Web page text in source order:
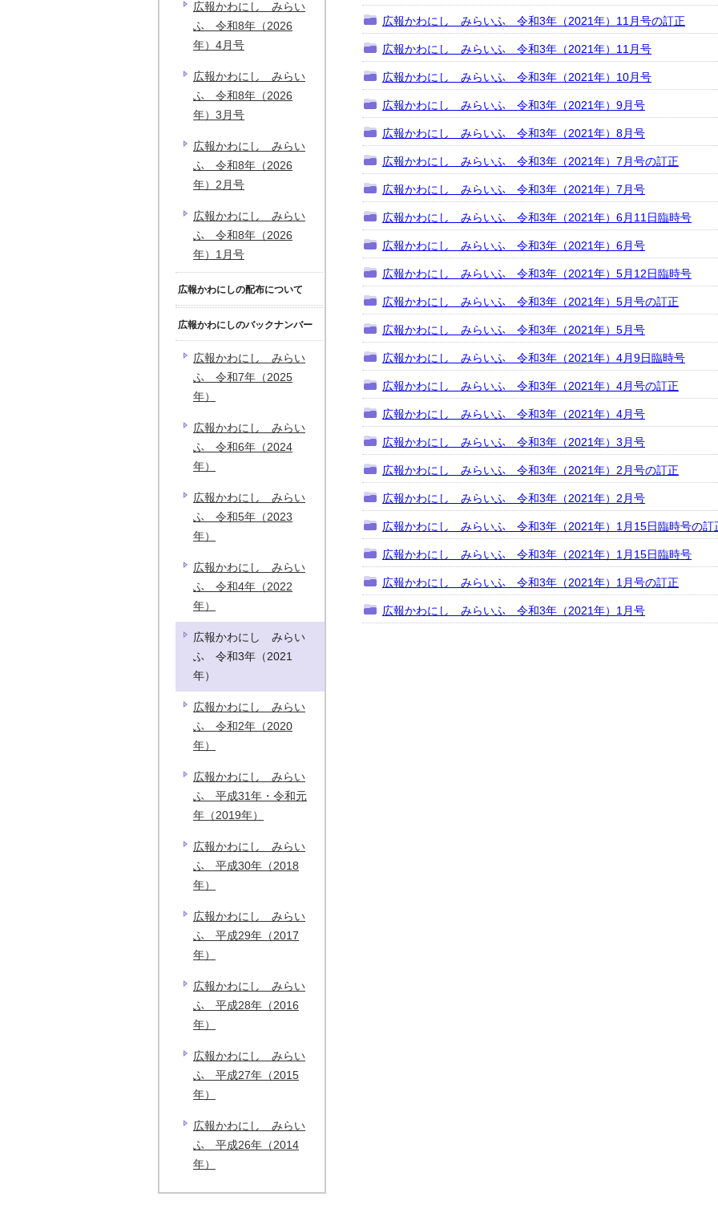
広報かわにし みらいふ 令和3年（2021年）11月号の訂正
広報かわにし みらいふ 令和3年（2021年）11月号
広報かわにし みらいふ 令和3年（2021年）10月号
広報かわにし みらいふ 令和3年（2021年）9月号
広報かわにし みらいふ 令和3年（2021年）8月号
広報かわにし みらいふ 令和3年（2021年）7月号の訂正
広報かわにし みらいふ 令和3年（2021年）7月号
広報かわにし みらいふ 令和3年（2021年）6月11日臨時号
広報かわにし みらいふ 令和3年（2021年）6月号
広報かわにし みらいふ 令和3年（2021年）5月12日臨時号
広報かわにし みらいふ 令和3年（2021年）5月号の訂正
広報かわにし みらいふ 令和3年（2021年）5月号
広報かわにし みらいふ 令和3年（2021年）4月9日臨時号
広報かわにし みらいふ 令和3年（2021年）4月号の訂正
広報かわにし みらいふ 令和3年（2021年）4月号
広報かわにし みらいふ 令和3年（2021年）3月号
広報かわにし みらいふ 令和3年（2021年）2月号の訂正
広報かわにし みらいふ 令和3年（2021年）2月号
広報かわにし みらいふ 令和3年（2021年）1月15日臨時号の訂
広報かわにし みらいふ 令和3年（2021年）1月15日臨時号
広報かわにし みらいふ 令和3年（2021年）1月号の訂正
広報かわにし みらいふ 令和3年（2021年）1月号
広報かわにし みらい
ふ 令和8年（2026
年）4月号
広報かわにし みらい
ふ 令和8年（2026
年）3月号
広報かわにし みらい
ふ 令和8年（2026
年）2月号
広報かわにし みらい
ふ 令和8年（2026
年）1月号
広報かわにしの配布について
広報かわにしのバックナンバー
広報かわにし みらい
ふ 令和7年（2025
年）
広報かわにし みらい
ふ 令和6年（2024
年）
広報かわにし みらい
ふ 令和5年（2023
年）
広報かわにし みらい
ふ 令和4年（2022
年）
広報かわにし みらい
ふ 令和3年（2021
年）
広報かわにし みらい
ふ 令和2年（2020
年）
広報かわにし みらい
ふ 平成31年・令和元
年（2019年）
広報かわにし みらい
ふ 平成30年（2018
年）
広報かわにし みらい
ふ 平成29年（2017
年）
広報かわにし みらい
ふ 平成28年（2016
年）
広報かわにし みらい
ふ 平成27年（2015
年）
広報かわにし みらい
ふ 平成26年（2014
年）